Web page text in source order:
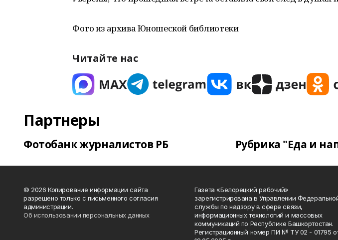
Фото из архива Юношеской библиотеки
Читайте нас
Партнеры
Фотобанк журналистов РБ Рубрика "Еда и
© 2026 Копирование информации сайта
разрешено только с письменного согласия
администрации.
Об использовании персональных данных
Газета «Белорецкий рабочий»
зарегистрирована в Управлении
службы по надзору в сфере связи,
информационных технологий и массовых
коммуникаций по Республике Башкортостан.
Регистрационный номер ПИ № ТУ 02 - 01795